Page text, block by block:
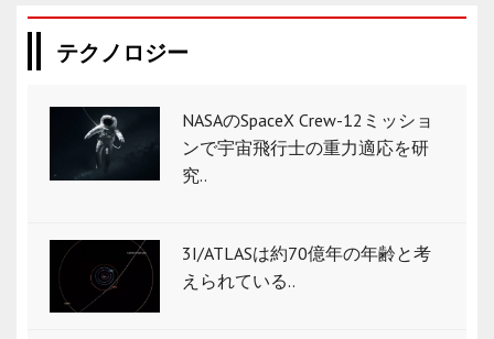
テクノロジー
NASAのSpaceX Crew-12ミッショ
ンで宇宙飛行士の重力適応を研
究..
3I/ATLASは約70億年の年齢と考
えられている..